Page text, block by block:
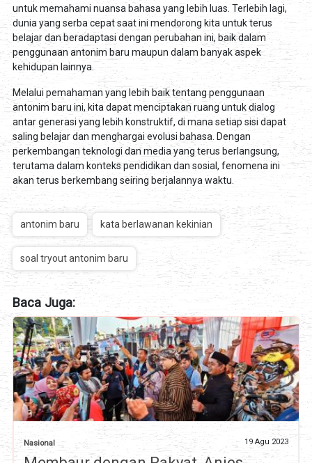
untuk memahami nuansa bahasa yang lebih luas. Terlebih lagi,
dunia yang serba cepat saat ini mendorong kita untuk terus
belajar dan beradaptasi dengan perubahan ini, baik dalam
penggunaan antonim baru maupun dalam banyak aspek
kehidupan lainnya.
Melalui pemahaman yang lebih baik tentang penggunaan
antonim baru ini, kita dapat menciptakan ruang untuk dialog
antar generasi yang lebih konstruktif, di mana setiap sisi dapat
saling belajar dan menghargai evolusi bahasa. Dengan
perkembangan teknologi dan media yang terus berlangsung,
terutama dalam konteks pendidikan dan sosial, fenomena ini
akan terus berkembang seiring berjalannya waktu.
antonim baru kata berlawanan kekinian
soal tryout antonim baru
Baca Juga:
Nasional 19 Agu 2023